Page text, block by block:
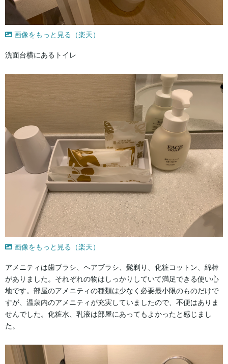
画像をもっと見る（楽天）
洗面台横にあるトイレ
画像をもっと見る（楽天）
アメニティは歯ブラシ、ヘアブラシ、髭剃り、化粧コットン、綿棒
がありました。それぞれの物はしっかりしていて満足できる使い心
地です。部屋のアメニティの種類は少なく必要最小限のものだけで
すが、温泉内のアメニティが充実していましたので、不便はありま
せんでした。化粧水、乳液は部屋にあってもよかったと感じまし
た。